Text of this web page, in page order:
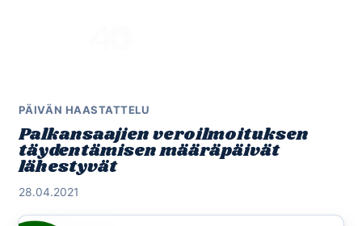
PÄIVÄN HAASTATTELU
Palkansaajien veroilmoituksen
täydentämisen määräpäivät
lähestyvät
28.04.2021